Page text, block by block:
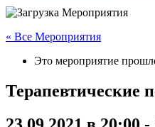
« Все Мероприятия
Это мероприятие
Терапевтические